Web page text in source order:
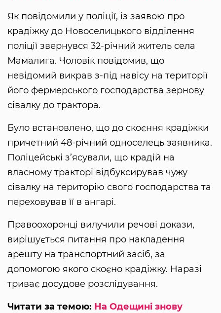
Як повідомили у поліції, із заявою про
крадіжку до Новоселицького відділення
поліції звернувся 32-річний житель села
Мамалига. Чоловік повідомив, що
невідомий викрав з-під навісу на території
його фермерського господарства зернову
сівалку до трактора.
Було встановлено, що до скоєння крадіжки
причетний 48-річний односелець заявника.
Поліцейські з’ясували, що крадій на
власному тракторі відбуксирував чужу
сівалку на територію свого господарства та
переховував її в ангарі.
Правоохоронці вилучили речові докази,
вирішується питання про накладення
арешту на транспортний засіб, за
допомогою якого скоєно крадіжку. Наразі
триває досудове розслідування.
Читати за темою: На Одещині знову